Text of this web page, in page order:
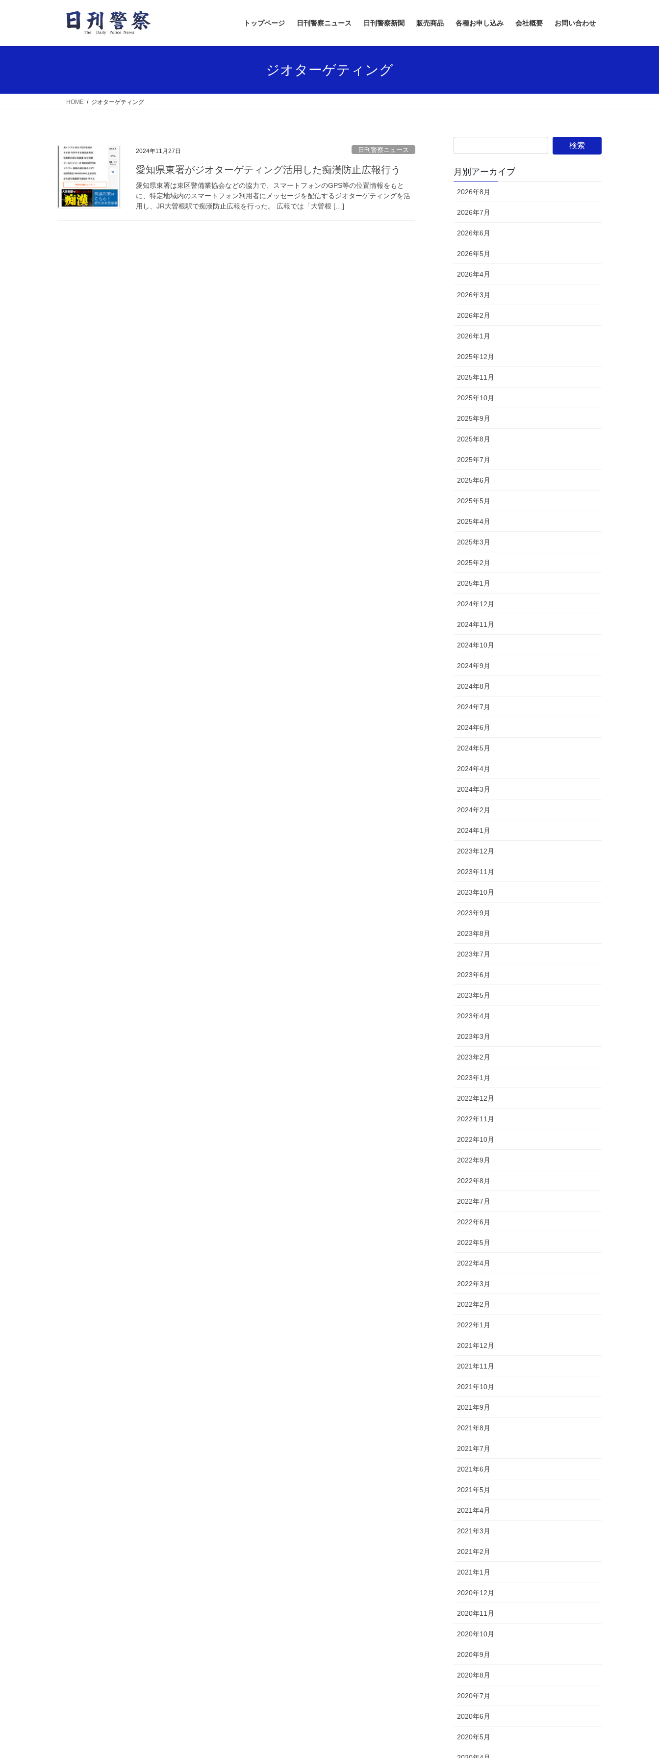
トップページ 日刊警察ニュース 日刊警察新聞 販売商品 各種お申し込み 会社概要 お問い合わせ
ジオターゲティング
HOME ジオターゲティング
2024年11月27日 日刊警察ニュース
愛知県東署がジオターゲティング活用した痴漢防止広報行う
愛知県東署は東区警備業協会などの協力で、スマートフォンのGPS等の位置情報をもと
に、特定地域内のスマートフォン利用者にメッセージを配信するジオターゲティングを活
用し、JR大曽根駅で痴漢防止広報を行った。 広報では「大曽根 […]
月別アーカイブ
2026年8月
2026年7月
2026年6月
2026年5月
2026年4月
2026年3月
2026年2月
2026年1月
2025年12月
2025年11月
2025年10月
2025年9月
2025年8月
2025年7月
2025年6月
2025年5月
2025年4月
2025年3月
2025年2月
2025年1月
2024年12月
2024年11月
2024年10月
2024年9月
2024年8月
2024年7月
2024年6月
2024年5月
2024年4月
2024年3月
2024年2月
2024年1月
2023年12月
2023年11月
2023年10月
2023年9月
2023年8月
2023年7月
2023年6月
2023年5月
2023年4月
2023年3月
2023年2月
2023年1月
2022年12月
2022年11月
2022年10月
2022年9月
2022年8月
2022年7月
2022年6月
2022年5月
2022年4月
2022年3月
2022年2月
2022年1月
2021年12月
2021年11月
2021年10月
2021年9月
2021年8月
2021年7月
2021年6月
2021年5月
2021年4月
2021年3月
2021年2月
2021年1月
2020年12月
2020年11月
2020年10月
2020年9月
2020年8月
2020年7月
2020年6月
2020年5月